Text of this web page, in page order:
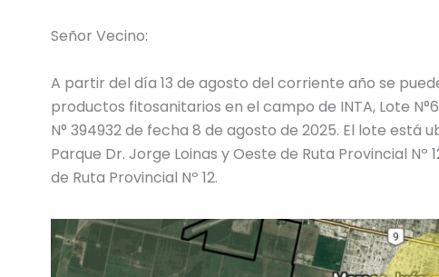
Señor Vecino:
A partir del día 13 de agosto del corriente año se
productos fitosanitarios en el campo de INTA, Lote
N° 394932 de fecha 8 de agosto de 2025. El lote está
Parque Dr. Jorge Loinas y Oeste de Ruta Provincial Nº
de Ruta Provincial Nº 12.